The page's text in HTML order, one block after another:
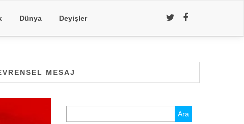
Dünya Deyişler
MESAJ